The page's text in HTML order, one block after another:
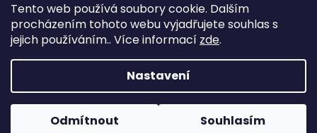
Tento web používá soubory cookie. Dalším
procházením tohoto webu vyjadřujete souhlas s
jejich používáním.. Více informací zde.
Nastavení
Odmítnout Souhlasím
D
o
o
r
Vytvořil Shoptet
Copyright 2026DROPAP . Všechna práva vyhrazena.